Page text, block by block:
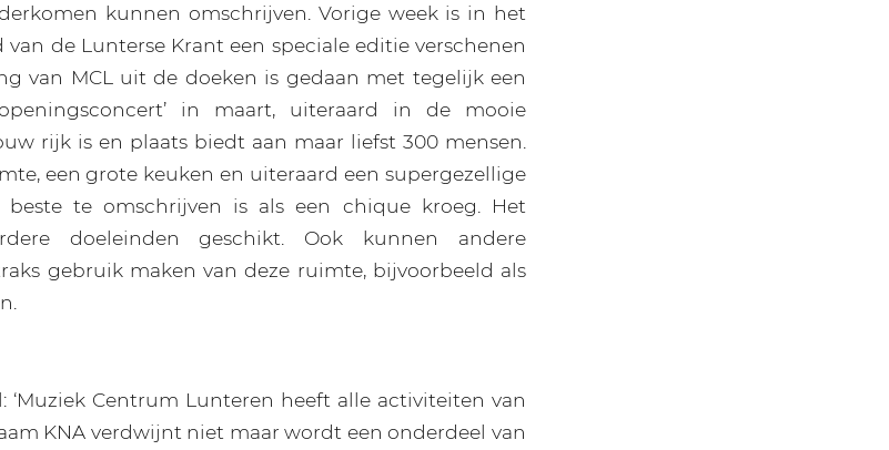
kunnen omschrijven. Vorige week is in het
de Lunterse Krant een speciale editie verschenen
van MCL uit de doeken is gedaan met tegelijk een
in maart, uiteraard in de mooie
rijk is en plaats biedt aan maar liefst 300 mensen.
een grote keuken en uiteraard een supergezellige
te omschrijven is als een chique kroeg. Het
doeleinden geschikt. Ook kunnen andere
gebruik maken van deze ruimte, bijvoorbeeld als
‘Muziek Centrum Lunteren heeft alle activiteiten van
KNA verdwijnt niet maar wordt een onderdeel van